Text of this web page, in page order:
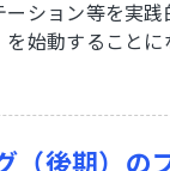
ション等を実践
始動することに
（後期）の